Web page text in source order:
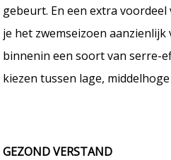
gebeurt. En een extra
je het zwemseizoen
binnenin een soort van serre-
kiezen tussen lage,
GEZOND VERSTAND